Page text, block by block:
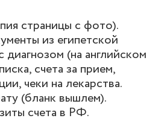
страницы с фото).
из египетской
диагнозом (на английском
счета за прием,
чеки на лекарства.
(бланк вышлем).
счета в РФ.